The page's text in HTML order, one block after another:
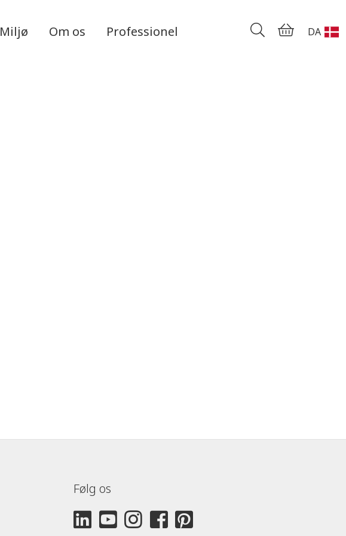
Miljø Om os Professionel DA
Følg os